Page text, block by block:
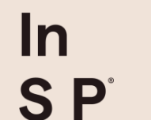
Skip
content